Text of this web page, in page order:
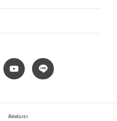
ติดต่อเรา